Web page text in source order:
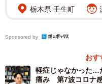
正直なところ、何が何だ
栃木県 壬生町
Sponsored by
おす
軽症じゃなかった…
痛み 第7波コロナ